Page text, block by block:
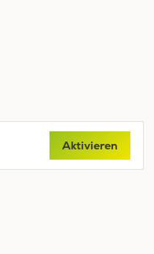
Aktivieren